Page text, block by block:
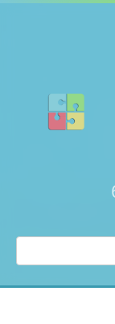
Перейти
Поиск: